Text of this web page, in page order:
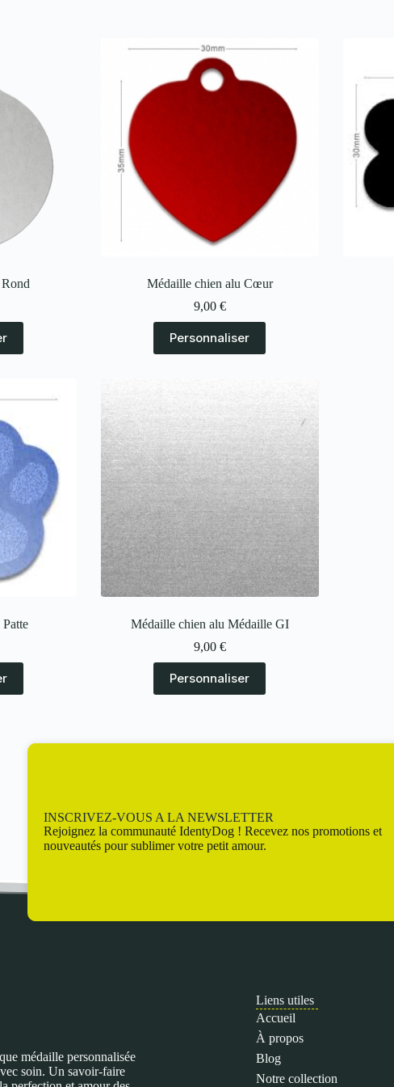
Médaille chien alu Cœur
9,00 €
Personnaliser
Médaille chien alu Médaille GI
9,00 €
Personnaliser
INSCRIVEZ-VOUS A LA NEWSLETTER
Rejoignez la communauté IdentyDog ! Recevez nos promotions et
nouveautés pour sublimer votre petit amour.
médaille personnalisée
soin. Un savoir-faire
Liens utiles
Accueil
À propos
Blog
Notre collection